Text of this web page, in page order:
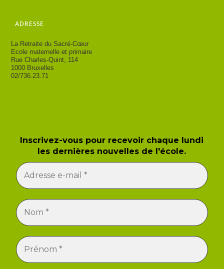
ADRESSE
La Retraite du Sacré-Cœur
Ecole maternelle et primaire
Rue Charles-Quint, 114
1000 Bruxelles
02/736.23.71
Inscrivez-vous pour recevoir chaque lundi
les dernières nouvelles de l'école.